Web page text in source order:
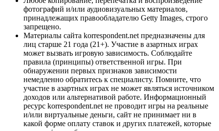
фотографий и/или аудиовизуальных материалов,
принадлежащих правообладателю Getty Images, строго
запрещено.
Материалы сайта korrespondent.net предназначены для
лиц старше 21 года (21+). Участие в азартных играх
может вызвать игровую зависимость. Соблюдайте
правила (принципы) ответственной игры. При
обнаружении первых признаков зависимости
немедленно обратитесь к специалисту. Помните, что
участие в азартных играх не может являться источником
доходов или альтернативой работе. Информационный
ресурс korrespondent.net не проводит игры на реальные
и/или виртуальные деньги, сайт не принимает ни в
какой форме оплату ставок и других платежей, которые